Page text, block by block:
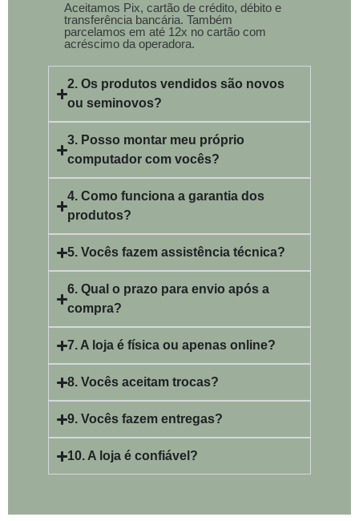
Aceitamos Pix, cartão de crédito, débito e
transferência bancária. Também
parcelamos em até 12x no cartão com
acréscimo da operadora.
2. Os produtos vendidos são novos
ou seminovos?
3. Posso montar meu próprio
computador com vocês?
4. Como funciona a garantia dos
produtos?
5. Vocês fazem assistência técnica?
6. Qual o prazo para envio após a
compra?
7. A loja é física ou apenas online?
8. Vocês aceitam trocas?
9. Vocês fazem entregas?
10. A loja é confiável?